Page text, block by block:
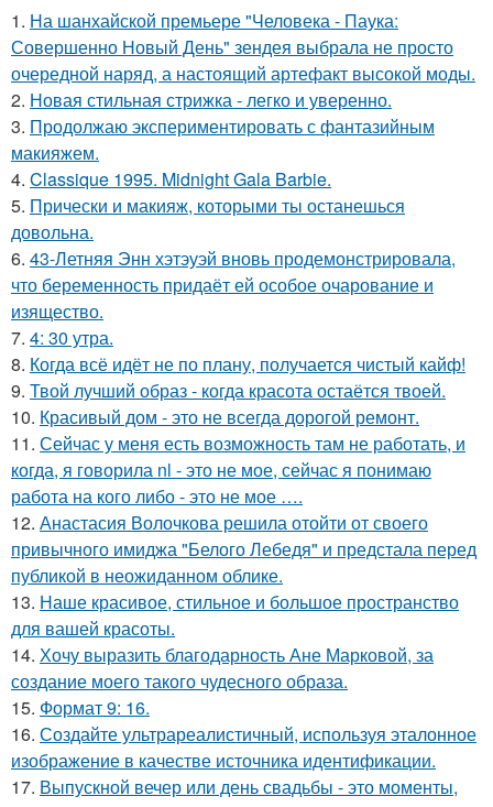
1. На шанхайской премьере "Человека - Паука:
Совершенно Новый День" зендея выбрала не просто
очередной наряд, а настоящий артефакт высокой моды.
2. Новая стильная стрижка - легко и уверенно.
3. Продолжаю экспериментировать с фантазийным
макияжем.
4. Classique 1995. Midnight Gala Barbie.
5. Прически и макияж, которыми ты останешься
довольна.
6. 43-Летняя Энн хэтэуэй вновь продемонстрировала,
что беременность придаёт ей особое очарование и
изящество.
7. 4: 30 утра.
8. Когда всё идёт не по плану, получается чистый кайф!
9. Твой лучший образ - когда красота остаётся твоей.
10. Красивый дом - это не всегда дорогой ремонт.
11. Сейчас у меня есть возможность там не работать, и
когда, я говорила nl - это не мое, сейчас я понимаю
работа на кого либо - это не мое ….
12. Анастасия Волочкова решила отойти от своего
привычного имиджа "Белого Лебедя" и предстала перед
публикой в неожиданном облике.
13. Наше красивое, стильное и большое пространство
для вашей красоты.
14. Хочу выразить благодарность Ане Марковой, за
создание моего такого чудесного образа.
15. Формат 9: 16.
16. Создайте ультрареалистичный, используя эталонное
изображение в качестве источника идентификации.
17. Выпускной вечер или день свадьбы - это моменты,